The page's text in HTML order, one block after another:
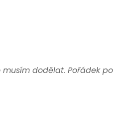
musím dodělat. Pořádek po